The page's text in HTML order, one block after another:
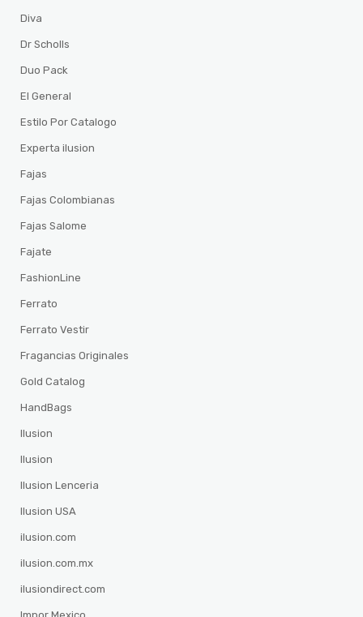
Diva
Dr Scholls
Duo Pack
El General
Estilo Por Catalogo
Experta ilusion
Fajas
Fajas Colombianas
Fajas Salome
Fajate
FashionLine
Ferrato
Ferrato Vestir
Fragancias Originales
Gold Catalog
HandBags
Ilusion
Ilusion
Ilusion Lenceria
Ilusion USA
ilusion.com
ilusion.com.mx
ilusiondirect.com